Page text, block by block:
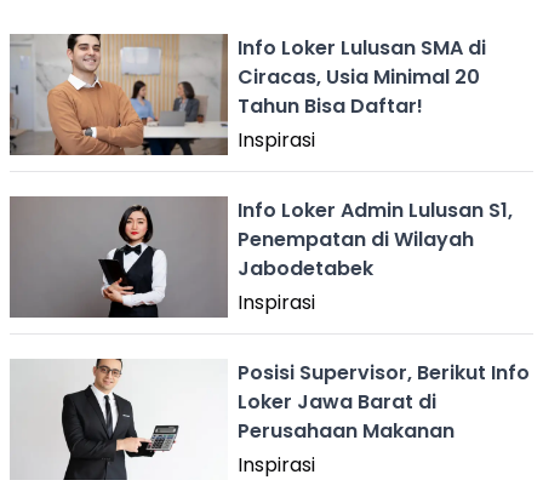
Info Loker Lulusan SMA di
Ciracas, Usia Minimal 20
Tahun Bisa Daftar!
Inspirasi
Info Loker Admin Lulusan S1,
Penempatan di Wilayah
Jabodetabek
Inspirasi
Posisi Supervisor, Berikut Info
Loker Jawa Barat di
Perusahaan Makanan
Inspirasi